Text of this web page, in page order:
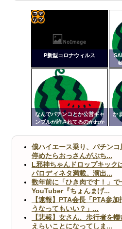
【閲覧注意】俺が近くにいる
【画像】ペプシコーラ社、「
Powered by livedoor 相互RSS
P新型コロナウィルス
なんでパチンコとか公営ギャ
ンブルが許されてるのかわか
か
ンク
自動
更新
ツー
僕ハイエース乗り、パチン
停めたらおっさんがぶち...
L邪神ちゃんドロップキック
パロディネタ満載。演出...
数年前に「ひき肉です！」
YouTuber『ちょんまげ...
【速報】PTA会長「PTA参
うなってもいい？」...
【悲報】女さん、歩行者を
えらいことになってしま...